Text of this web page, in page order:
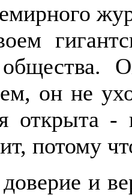
он не
потому
и